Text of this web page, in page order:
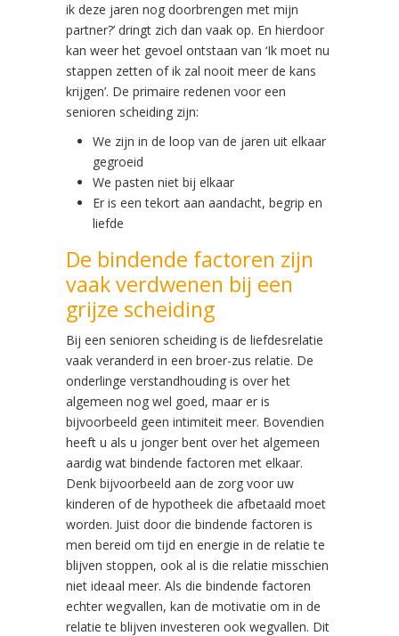
ik deze jaren nog doorbrengen met mijn
partner?’ dringt zich dan vaak op. En hierdoor
kan weer het gevoel ontstaan van ‘Ik moet nu
stappen zetten of ik zal nooit meer de kans
krijgen’. De primaire redenen voor een
senioren scheiding zijn:
We zijn in de loop van de jaren uit elkaar
gegroeid
We pasten niet bij elkaar
Er is een tekort aan aandacht, begrip en
liefde
De bindende factoren zijn
vaak verdwenen bij een
grijze scheiding
Bij een senioren scheiding is de liefdesrelatie
vaak veranderd in een broer-zus relatie. De
onderlinge verstandhouding is over het
algemeen nog wel goed, maar er is
bijvoorbeeld geen intimiteit meer. Bovendien
heeft u als u jonger bent over het algemeen
aardig wat bindende factoren met elkaar.
Denk bijvoorbeeld aan de zorg voor uw
kinderen of de hypotheek die afbetaald moet
worden. Juist door die bindende factoren is
men bereid om tijd en energie in de relatie te
blijven stoppen, ook al is die relatie misschien
niet ideaal meer. Als die bindende factoren
echter wegvallen, kan de motivatie om in de
relatie te blijven investeren ook wegvallen. Dit